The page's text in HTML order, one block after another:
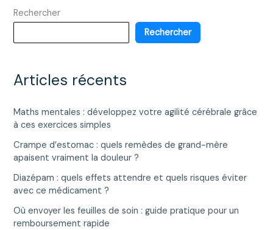
Rechercher
Rechercher
Articles récents
Maths mentales : développez votre agilité cérébrale grâce
à ces exercices simples
Crampe d’estomac : quels remèdes de grand-mère
apaisent vraiment la douleur ?
Diazépam : quels effets attendre et quels risques éviter
avec ce médicament ?
Où envoyer les feuilles de soin : guide pratique pour un
remboursement rapide